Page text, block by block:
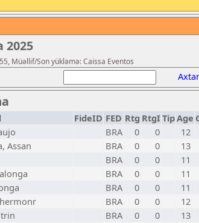
2025
Müəllif/Son yükləmə: Caissa Eventos
Axtar
FideID FED Rtg RtgITipAge
BRA 0 0 12
Assan BRA 0 0 13
BRA 0 0 11
BRA 0 0 11
BRA 0 0 11
BRA 0 0 12
BRA 0 0 13